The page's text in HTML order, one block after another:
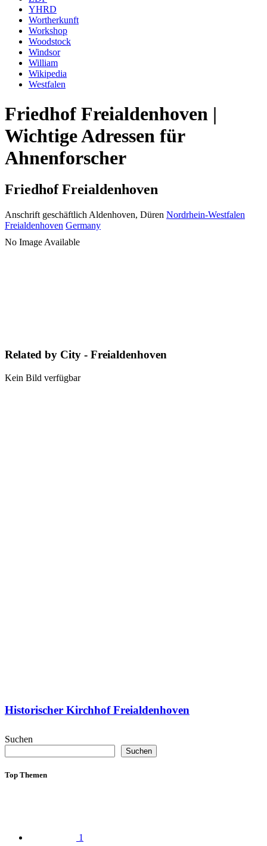
YHRD
Wortherkunft
Workshop
Woodstock
Windsor
William
Wikipedia
Westfalen
Friedhof Freialdenhoven |
Wichtige Adressen für
Ahnenforscher
Friedhof Freialdenhoven
Anschrift geschäftlich Aldenhoven, Düren Nordrhein-Westfalen
Freialdenhoven Germany
No Image Available
Related by City - Freialdenhoven
Kein Bild verfügbar
Historischer Kirchhof Freialdenhoven
Suchen
Suchen
Top Themen
1